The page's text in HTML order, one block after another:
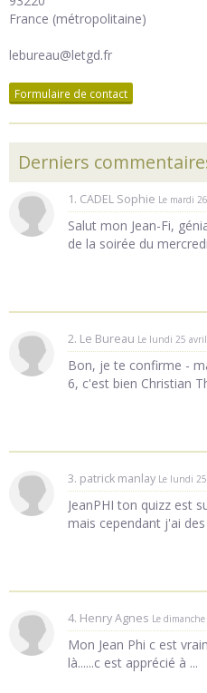
France (métropolitaine)
lebureau@letgd.fr
Formulaire de contact
Derniers
1. CADEL Sophie Le mardi
Salut mon Jean-Fi,
de la soirée du
2. Le Bureau Le lundi 25
Bon, je te confirme -
6, c'est bien Christian
3. patrick manlay Le lundi
JeanPHI ton quizz est
mais cependant j'ai
4. Henry Agnes Le
Mon Jean Phi c est
là......c est apprécié à ...